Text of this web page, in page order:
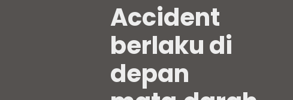
Accident
berlaku di
depan